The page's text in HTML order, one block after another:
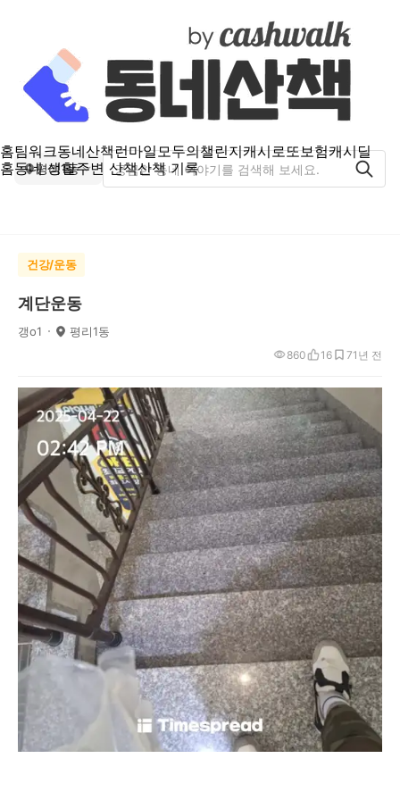
홈팀워크동네산책런마일모두의챌린지캐시로또보험캐시딜
홈동네 생활주변 산책산책 기록
평리1동
건강/운동
계단운동
갱o1 평리1동
1년 전
860 16 7